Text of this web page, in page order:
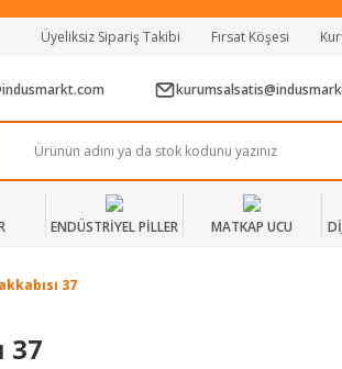
Tüm Alışverişlerde Vade Farksız
Mağazadan Teslim & Kolay
Üyeliksiz Sipariş Takibi Fırsat Köşesi
ENDÜSTRİYEL PİLLER MATKAP UCU
37
37